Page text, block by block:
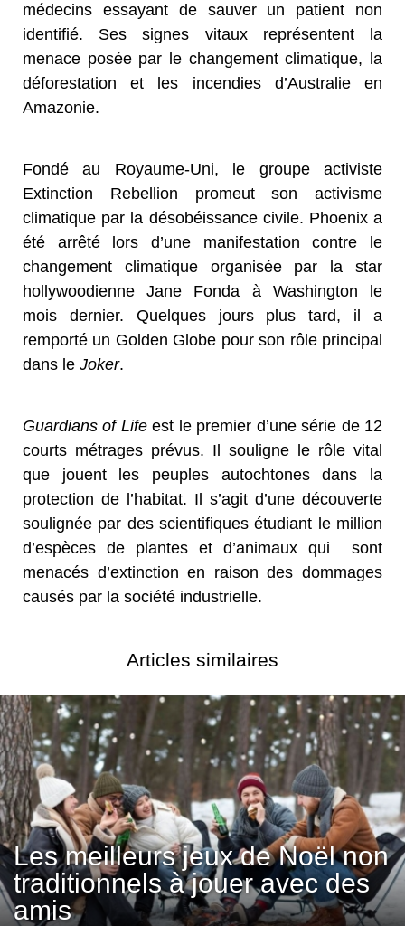
médecins essayant de sauver un patient non
identifié. Ses signes vitaux représentent la
menace posée par le changement climatique, la
déforestation et les incendies d’Australie en
Amazonie.
Fondé au Royaume-Uni, le groupe activiste
Extinction Rebellion promeut son activisme
climatique par la désobéissance civile. Phoenix a
été arrêté lors d’une manifestation contre le
changement climatique organisée par la star
hollywoodienne Jane Fonda à Washington le
mois dernier. Quelques jours plus tard, il a
remporté un Golden Globe pour son rôle principal
dans le Joker.
Guardians of Lifeest le premier d’une série de 12
courts métrages prévus. Il souligne le rôle vital
que jouent les peuples autochtones dans la
protection de l’habitat. Il s’agit d’une découverte
soulignée par des scientifiques étudiant le million
d’espèces de plantes et d’animaux qui sont
menacés d’extinction en raison des dommages
causés par la société industrielle.
Articles similaires
Les meilleurs jeux de Noël non
traditionnels à jouer avec des
amis